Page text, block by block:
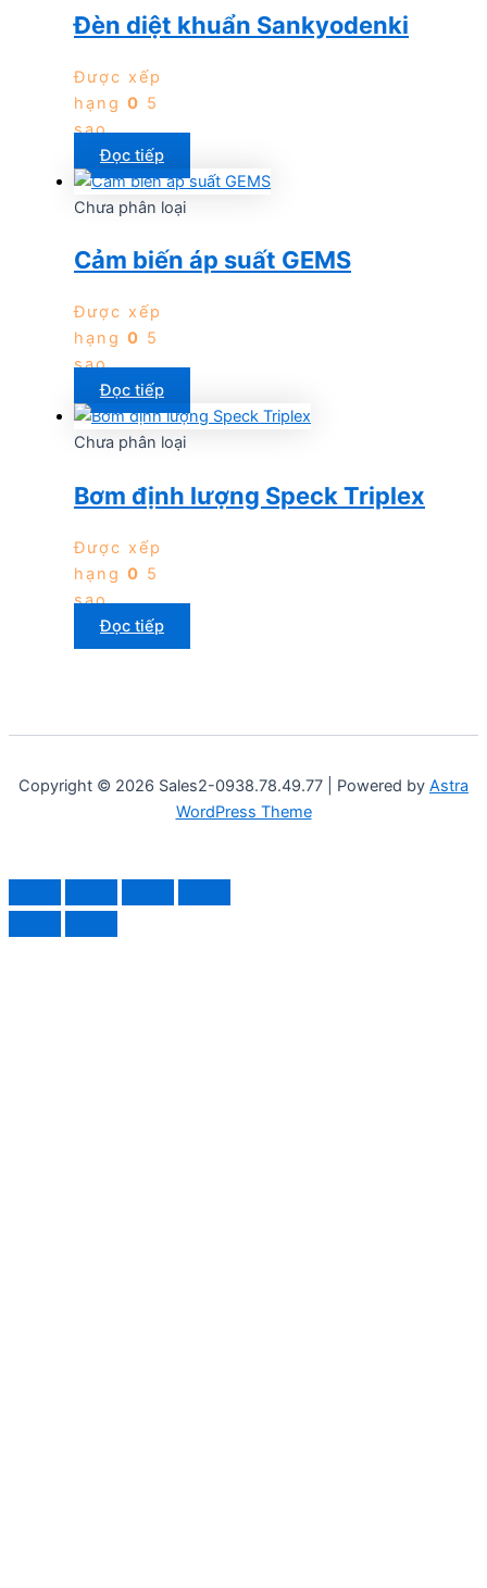
Đèn diệt khuẩn Sankyodenki
Được xếp
hạng 0 5
sao
Đọc tiếp
Chưa phân loại
Cảm biến áp suất GEMS
Được xếp
hạng 0 5
sao
Đọc tiếp
Chưa phân loại
Bơm định lượng Speck Triplex
Được xếp
hạng 0 5
sao
Đọc tiếp
Copyright © 2026 Sales2-0938.78.49.77 | Powered by Astra
WordPress Theme